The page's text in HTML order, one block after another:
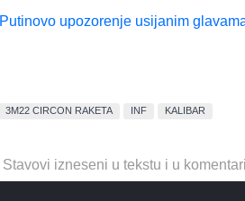
Putinovo upozorenje usijanim
3M22 CIRCON RAKETA INF KALIBAR
Stavovi izneseni u tekstu i u